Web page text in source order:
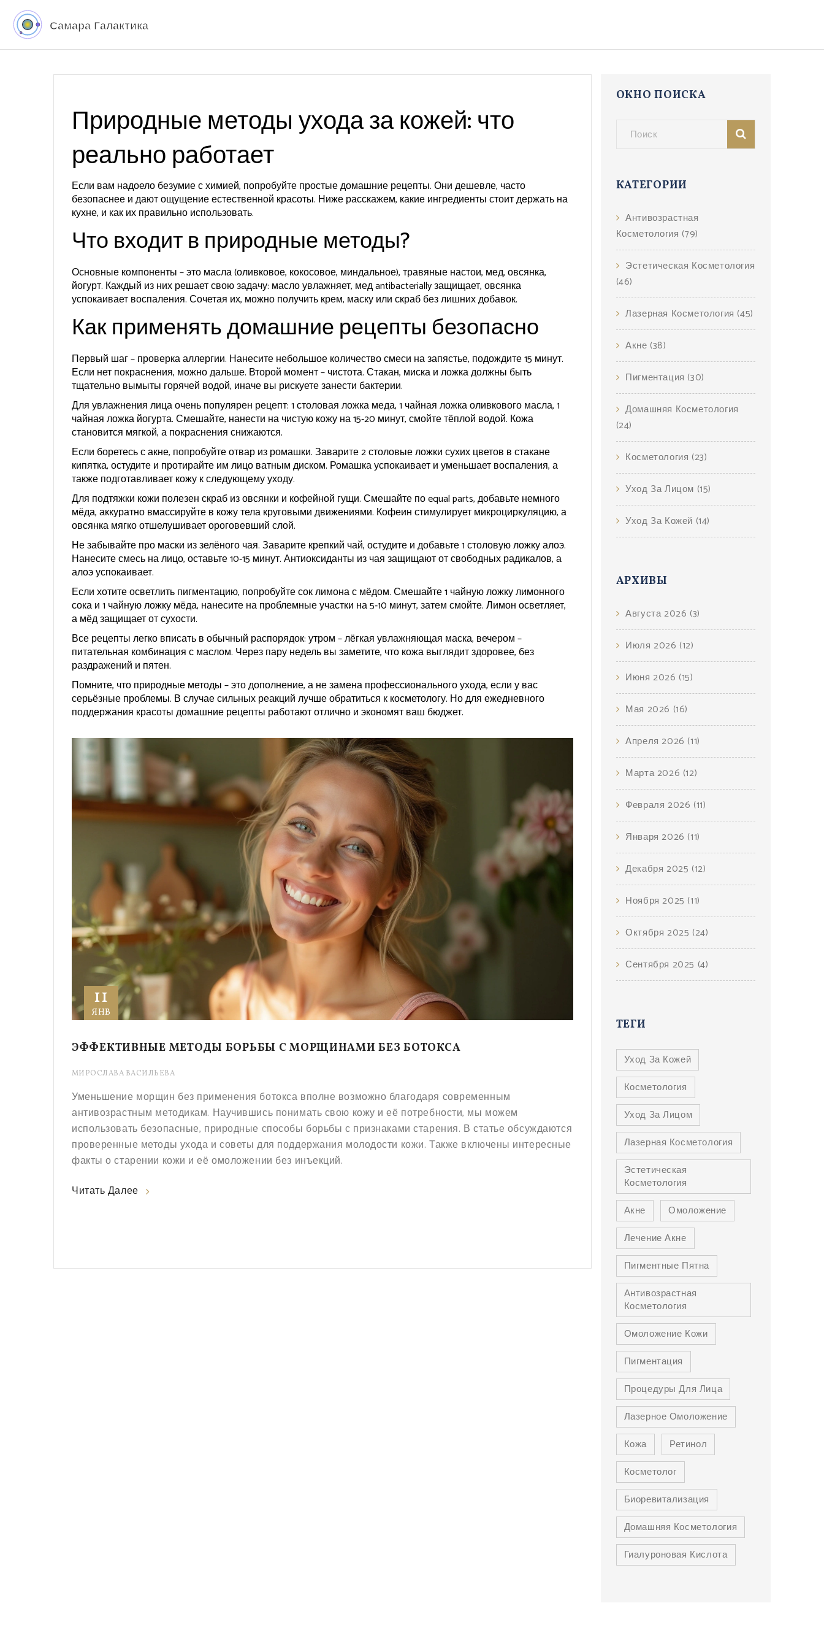
Природные методы ухода за кожей: что
реально работает
Если вам надоело безумие с химией, попробуйте простые домашние рецепты. Они дешевле, часто
безопаснее и дают ощущение естественной красоты. Ниже расскажем, какие ингредиенты стоит держать на
кухне, и как их правильно использовать.
Что входит в природные методы?
Основные компоненты – это масла (оливковое, кокосовое, миндальное), травяные настои, мед, овсянка,
йогурт. Каждый из них решает свою задачу: масло увлажняет, мед antibacterially защищает, овсянка
успокаивает воспаления. Сочетая их, можно получить крем, маску или скраб без лишних добавок.
Как применять домашние рецепты безопасно
Первый шаг – проверка аллергии. Нанесите небольшое количество смеси на запястье, подождите 15 минут.
Если нет покраснения, можно дальше. Второй момент – чистота. Стакан, миска и ложка должны быть
тщательно вымыты горячей водой, иначе вы рискуете занести бактерии.
Для увлажнения лица очень популярен рецепт: 1 столовая ложка меда, 1 чайная ложка оливкового масла, 1
чайная ложка йогурта. Смешайте, нанести на чистую кожу на 15‑20 минут, смойте тёплой водой. Кожа
становится мягкой, а покраснения снижаются.
Если боретесь с акне, попробуйте отвар из ромашки. Заварите 2 столовые ложки сухих цветов в стакане
кипятка, остудите и протирайте им лицо ватным диском. Ромашка успокаивает и уменьшает воспаления, а
также подготавливает кожу к следующему уходу.
Для подтяжки кожи полезен скраб из овсянки и кофейной гущи. Смешайте по equal parts, добавьте немного
мёда, аккуратно вмассируйте в кожу тела круговыми движениями. Кофеин стимулирует микроциркуляцию, а
овсянка мягко отшелушивает ороговевший слой.
Не забывайте про маски из зелёного чая. Заварите крепкий чай, остудите и добавьте 1 столовую ложку алоэ.
Нанесите смесь на лицо, оставьте 10‑15 минут. Антиоксиданты из чая защищают от свободных радикалов, а
алоэ успокаивает.
Если хотите осветлить пигментацию, попробуйте сок лимона с мёдом. Смешайте 1 чайную ложку лимонного
сока и 1 чайную ложку мёда, нанесите на проблемные участки на 5‑10 минут, затем смойте. Лимон осветляет,
а мёд защищает от сухости.
Все рецепты легко вписать в обычный распорядок: утром – лёгкая увлажняющая маска, вечером –
питательная комбинация с маслом. Через пару недель вы заметите, что кожа выглядит здоровее, без
раздражений и пятен.
Помните, что природные методы – это дополнение, а не замена профессионального ухода, если у вас
серьёзные проблемы. В случае сильных реакций лучше обратиться к косметологу. Но для ежедневного
поддержания красоты домашние рецепты работают отлично и экономят ваш бюджет.
11
ЯНВ
ЭФФЕКТИВНЫЕ МЕТОДЫ БОРЬБЫ С МОРЩИНАМИ БЕЗ БОТОКСА
МИРОСЛАВА ВАСИЛЬЕВА
Уменьшение морщин без применения ботокса вполне возможно благодаря современным
антивозрастным методикам. Научившись понимать свою кожу и её потребности, мы можем
использовать безопасные, природные способы борьбы с признаками старения. В статье обсуждаются
проверенные методы ухода и советы для поддержания молодости кожи. Также включены интересные
факты о старении кожи и её омоложении без инъекций.
Читать Далее
ОКНО ПОИСКА
КАТЕГОРИИ
Антивозрастная
Косметология (79)
Эстетическая Косметология
(46)
Лазерная Косметология (45)
Акне (38)
Пигментация (30)
Домашняя Косметология
(24)
Косметология (23)
Уход За Лицом (15)
Уход За Кожей (14)
АРХИВЫ
Августа 2026 (3)
Июля 2026 (12)
Июня 2026 (15)
Мая 2026 (16)
Апреля 2026 (11)
Марта 2026 (12)
Февраля 2026 (11)
Января 2026 (11)
Декабря 2025 (12)
Ноября 2025 (11)
Октября 2025 (24)
Сентября 2025 (4)
ТЕГИ
Уход За Кожей
Косметология
Уход За Лицом
Лазерная Косметология
Эстетическая
Косметология
Акне
Омоложение
Лечение Акне
Пигментные Пятна
Антивозрастная
Косметология
Омоложение Кожи
Пигментация
Процедуры Для Лица
Лазерное Омоложение
Кожа
Ретинол
Косметолог
Биоревитализация
Домашняя Косметология
Гиалуроновая Кислота